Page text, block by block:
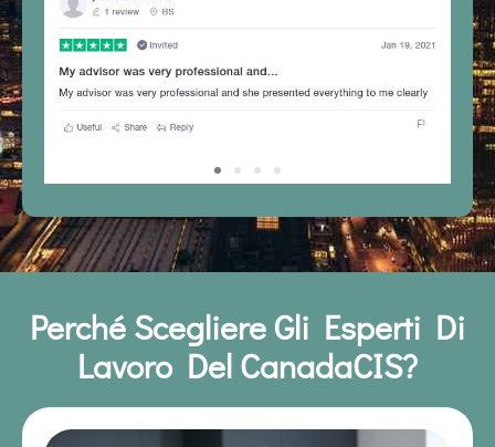
Perché Scegliere Gli Esperti Di
Lavoro Del CanadaCIS?